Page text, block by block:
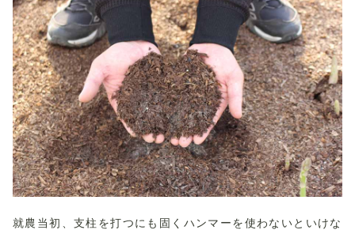
就農当初、支柱を打つにも固くハンマーを使わないといけな